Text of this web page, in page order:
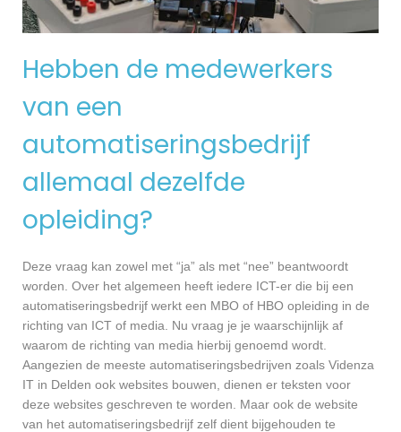
Hebben de medewerkers
van een
automatiseringsbedrijf
allemaal dezelfde
opleiding?
Deze vraag kan zowel met “ja” als met “nee” beantwoordt
worden. Over het algemeen heeft iedere ICT-er die bij een
automatiseringsbedrijf werkt een MBO of HBO opleiding in de
richting van ICT of media. Nu vraag je je waarschijnlijk af
waarom de richting van media hierbij genoemd wordt.
Aangezien de meeste automatiseringsbedrijven zoals Videnza
IT in Delden ook websites bouwen, dienen er teksten voor
deze websites geschreven te worden. Maar ook de website
van het automatiseringsbedrijf zelf dient bijgehouden te